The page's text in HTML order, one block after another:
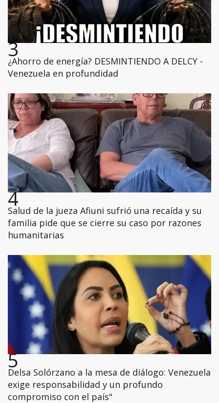
3
¿Ahorro de energía? DESMINTIENDO A DELCY -
Venezuela en profundidad
4
Salud de la jueza Afiuni sufrió una recaída y su
familia pide que se cierre su caso por razones
humanitarias
5
Delsa Solórzano a la mesa de diálogo: Venezuela
exige responsabilidad y un profundo
compromiso con el país"